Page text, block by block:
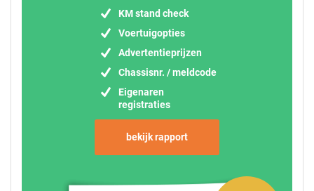
KM stand check
Voertuigopties
Advertentieprijzen
Chassisnr. / meldcode
Eigenaren
registraties
bekijk rapport